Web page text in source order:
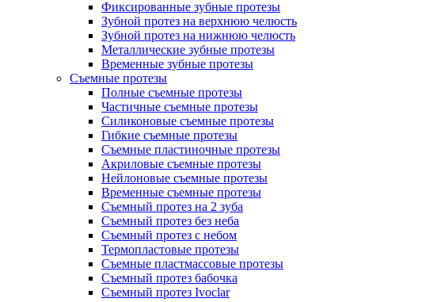
Фиксированные зубные протезы
Зубной протез на верхнюю челюсть
Зубной протез на нижнюю челюсть
Металлические зубные протезы
Временные зубные протезы
Съемные протезы
Полные съемные протезы
Частичные съемные протезы
Силиконовые съемные протезы
Гибкие съемные протезы
Съемные пластиночные протезы
Акриловые съемные протезы
Нейлоновые съемные протезы
Временные съемные протезы
Съемный протез на 2 зуба
Съемный протез без неба
Съемный протез с небом
Термопластовые протезы
Съемные пластмассовые протезы
Съемный протез бабочка
Съемный протез Ivoclar